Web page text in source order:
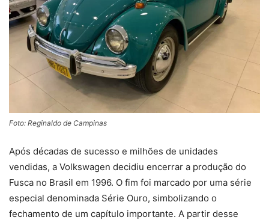
Foto: Reginaldo de Campinas
Após décadas de sucesso e milhões de unidades
vendidas, a Volkswagen decidiu encerrar a produção do
Fusca no Brasil em 1996. O fim foi marcado por uma série
especial denominada Série Ouro, simbolizando o
fechamento de um capítulo importante. A partir desse